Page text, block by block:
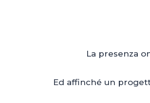
La presenza
Ed affinché un